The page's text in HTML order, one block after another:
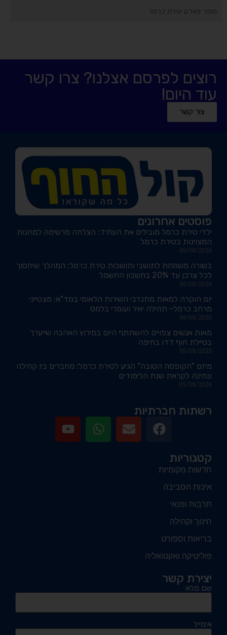
סופר פארם טירת כרמל
רוצים לפרסם אצלנו? צרו קשר
עוד היום!
צור קשר
פוסטים אחרונים
ילדי טירת כרמל מובילים את העתיד: הצלחה מרשימה למחנות
המצוינות בטירת כרמל
06/08/2026
בשורה משמחת לתושבי ותושבות טירת כרמל: המהלך שיחסוך
לכל צרכן עד 20% בחשבון החשמל
06/08/2026
יום הוקרה למאות מתנדבי השירות הלאומי במד"א; מצטייני
מרחב כרמל- תהילה יאיר ועומרי בלמס
06/08/2026
מאות אנשים צפויים להשתתף היום במירוץ האהבה שייערך
בטיילת חוף דדו בחיפה
06/08/2026
מיזם "הקופסה הטובה" הגיע לטירת כרמל: מחברים בין קהילה
ונתינה לקראת שנת הלימודים
05/08/2026
רשתות חברתיות
קטגוריות
חדשות מקומיות
איכות הסביבה
תרבות ופנאי
חינוך וקהילה
בריאות וספורט
פוליטיקה ואקטואליה
יצירת קשר
שם מלא
אימייל